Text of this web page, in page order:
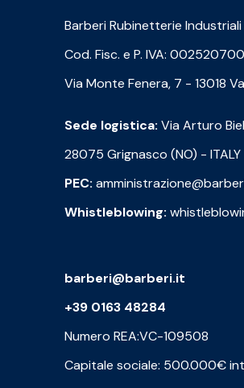
Barberi Rubinetterie Industriali
Cod. Fisc. e P. IVA:
Via Monte Fenera, 7 - 13018
Sede logistica: Via Arturo
28075 Grignasco (NO) - ITALY
PEC:
Whistleblowing:
barberi@barberi.it
+39 0163 48284
Numero REA:VC-109508
Capitale sociale: 500.000€